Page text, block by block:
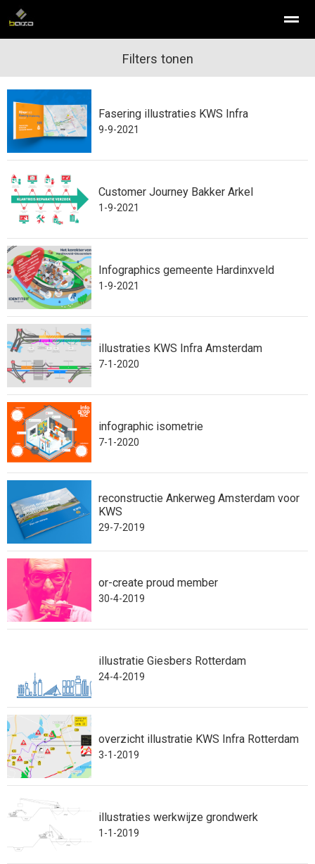
infographic laten maken isometrisch illustreren
Home Nieuws Bellen E-mail
Filters tonen
Fasering illustraties KWS Infra
9-9-2021
Customer Journey Bakker Arkel
1-9-2021
Infographics gemeente Hardinxveld
1-9-2021
illustraties KWS Infra Amsterdam
7-1-2020
infographic isometrie
7-1-2020
reconstructie Ankerweg Amsterdam voor
KWS
29-7-2019
or-create proud member
30-4-2019
illustratie Giesbers Rotterdam
24-4-2019
overzicht illustratie KWS Infra Rotterdam
3-1-2019
illustraties werkwijze grondwerk
1-1-2019